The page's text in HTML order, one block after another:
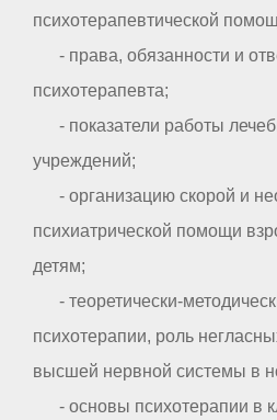
психотерапевтической
- права, обязанности и
психотерапевта;
- показатели работы
учреждений;
- организацию скорой и
психиатрической помощи
детям;
- теоретически-
психотерапии, роль
высшей нервной системы в
- основы психотерапии в